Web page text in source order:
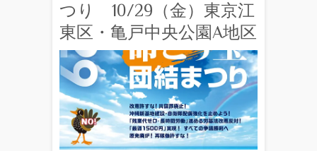
つり 10/29（金）東京江
東区・亀戸中央公園A地区